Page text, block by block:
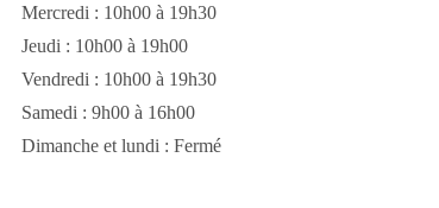
Mercredi : 10h00 à 19h30
Jeudi : 10h00 à 19h00
Vendredi : 10h00 à 19h30
Samedi : 9h00 à 16h00
Dimanche et lundi : Fermé